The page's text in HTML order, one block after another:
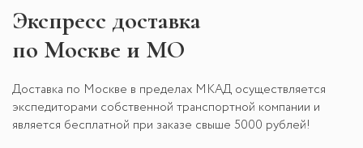
Экспресс доставка
по Москве и МО
Доставка по Москве в пределах МКАД осуществляется
экспедиторами собственной транспортной компании и
является бесплатной при заказе свыше 5000 рублей!